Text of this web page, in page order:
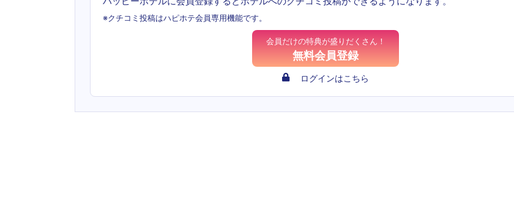
※クチコミ投稿はハピホテ会員専用機能です。
会員だけの特典が盛りだくさん！
無料会員登録
ログインはこちら